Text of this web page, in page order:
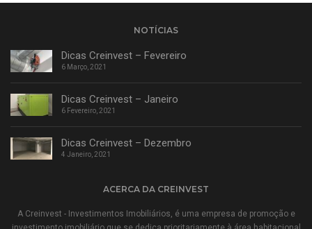
NOTÍCIAS
Dicas Creinvest – Fevereiro
6 Março, 2021
Dicas Creinvest – Janeiro
6 Fevereiro, 2021
Dicas Creinvest – Dezembro
4 Janeiro, 2021
ACERCA DA CREINVEST
A Creinvest - Investimentos Imobiliários, é uma empresa de promoção e